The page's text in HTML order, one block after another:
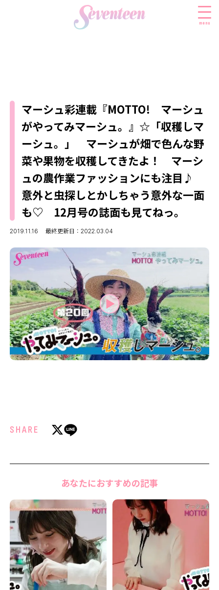
menu
FASHION
ファッションニュース
モデル私服
着回し
着痩せ
BEAUTY
ビューティニュース
トレンドメイク
ベストコスメ
ヘアアレンジ・ヘアケア
スキンケア
ボディケア
SCHOOL
スクールニュース
制服コーデ
勉強・受験・進路
ENTERTAINMENT
エンタメニュース
なにわ男子
K-POP
LIFESTYLE
ライフスタイルニュース
JKランキング・アワード
モデルの購入品
お悩み相談
JK TREND
JKトレンドニュース
MODELS
TikTok
Instagram
YouTube
FORTUNE
ゲッターズ飯田
MISS SEVENTEEN
ミスセブンティーンニュース
ST member
新規会員登録・ログイン
マーシュ彩連載『MOTTO! マーシュ
がやってみマーシュ。』☆「収穫しマ
ーシュ。」 マーシュが畑で色んな野
菜や果物を収穫してきたよ！ マーシ
ュの農作業ファッションにも注目♪
意外と虫探しとかしちゃう意外な一面
も♡ 12月号の誌面も見てねっ。
2019.11.16 最終更新日：2022.03.04
SHARE
あなたにおすすめの記事